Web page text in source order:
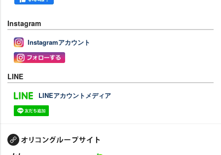
Instagram
Instagramアカウント
LINE
LINEアカウントメディア